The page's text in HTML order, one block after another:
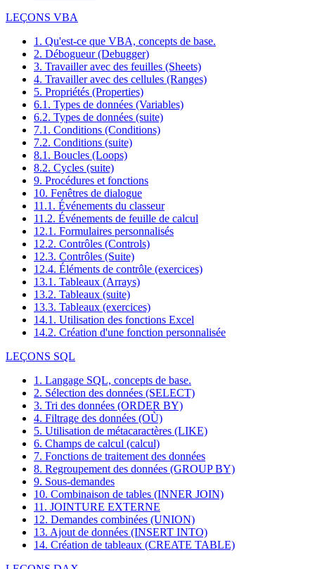
LEÇONS VBA
1. Qu'est-ce que VBA, concepts de base.
2. Débogueur (Debugger)
3. Travailler avec des feuilles (Sheets)
4. Travailler avec des cellules (Ranges)
5. Propriétés (Properties)
6.1. Types de données (Variables)
6.2. Types de données (suite)
7.1. Conditions (Conditions)
7.2. Conditions (suite)
8.1. Boucles (Loops)
8.2. Cycles (suite)
9. Procédures et fonctions
10. Fenêtres de dialogue
11.1. Événements du classeur
11.2. Événements de feuille de calcul
12.1. Formulaires personnalisés
12.2. Contrôles (Controls)
12.3. Contrôles (Suite)
12.4. Éléments de contrôle (exercices)
13.1. Tableaux (Arrays)
13.2. Tableaux (suite)
13.3. Tableaux (exercices)
14.1. Utilisation des fonctions Excel
14.2. Création d'une fonction personnalisée
LEÇONS SQL
1. Langage SQL, concepts de base.
2. Sélection des données (SELECT)
3. Tri des données (ORDER BY)
4. Filtrage des données (OÙ)
5. Utilisation de métacaractères (LIKE)
6. Champs de calcul (calcul)
7. Fonctions de traitement des données
8. Regroupement des données (GROUP BY)
9. Sous-demandes
10. Combinaison de tables (INNER JOIN)
11. JOINTURE EXTERNE
12. Demandes combinées (UNION)
13. Ajout de données (INSERT INTO)
14. Création de tableaux (CREATE TABLE)